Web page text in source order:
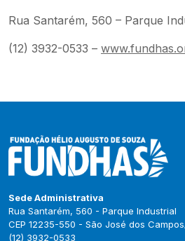
Rua Santarém, 560 – Parque
(12) 3932-0533 –
Sede Administrativa
Rua Santarém, 560 - Parque Industrial
CEP 12235-550 - São José dos
(12) 3932-0533